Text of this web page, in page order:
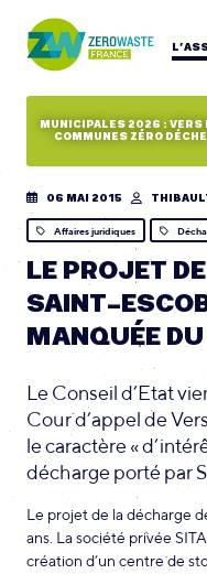
MUNICIPALES 2026 : VERS
COMMUNES ZÉRO
06 MAI 2015
Affaires juridiques
LE PROJET
SAINT-
MANQUÉE
Le Conseil d’Etat
Cour d’appel de
le caractère «
décharge porté par
Le projet de la décharge
ans. La société privée
création d’un centre de